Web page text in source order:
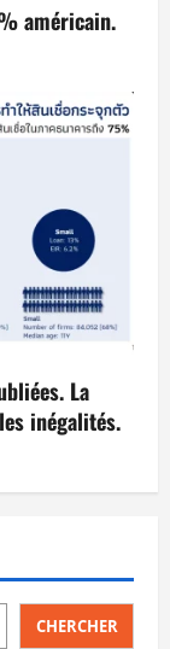
américain.
La
inégalités.
CHERCHER